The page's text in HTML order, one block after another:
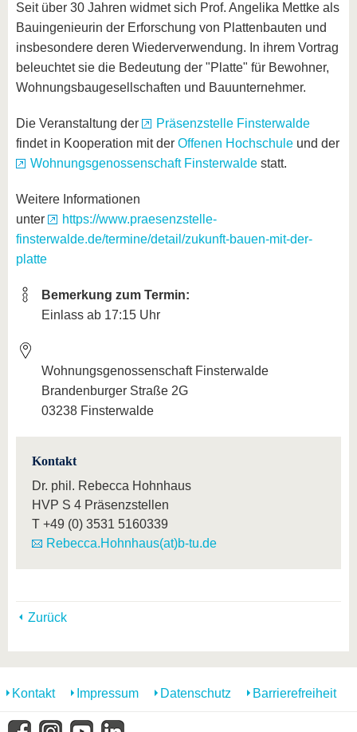
Seit über 30 Jahren widmet sich Prof. Angelika Mettke als
Bauingenieurin der Erforschung von Plattenbauten und
insbesondere deren Wiederverwendung. In ihrem Vortrag
beleuchtet sie die Bedeutung der "Platte" für Bewohner,
Wohnungsbaugesellschaften und Bauunternehmer.
Die Veranstaltung der
Präsenzstelle Finsterwalde
findet in Kooperation mit der Offenen Hochschule und der
Wohnungsgenossenschaft Finsterwalde statt.
Weitere Informationen
unter
https://www.praesenzstelle-
finsterwalde.de/termine/detail/zukunft-bauen-mit-der-
platte
Bemerkung zum Termin:
Einlass ab 17:15 Uhr
Wohnungsgenossenschaft Finsterwalde
Brandenburger Straße 2G
03238 Finsterwalde
Kontakt
Dr. phil. Rebecca Hohnhaus
HVP S 4 Präsenzstellen
T +49 (0) 3531 5160339
Rebecca.Hohnhaus(at)b-tu.de
Zurück
Kontakt Impressum Datenschutz Barrierefreiheit